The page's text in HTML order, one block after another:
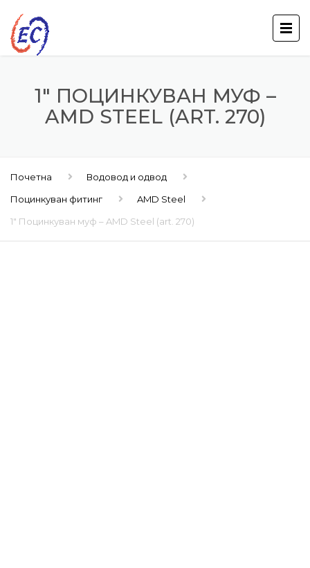
1″ ПОЦИНКУВАН МУФ –
AMD STEEL (ART. 270)
Почетна
Водовод и одвод
Поцинкуван фитинг
AMD Steel
1″ Поцинкуван муф – AMD Steel (art. 270)